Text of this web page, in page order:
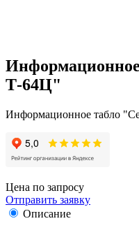
Т-64Ц"
Информационное табло
Цена по запросу
Отправить заявку
Описание